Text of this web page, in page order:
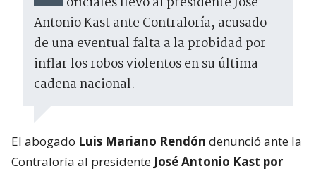
Antonio Kast ante Contraloría, acusado
de una eventual falta a la probidad por
inflar los robos violentos en su última
cadena nacional.
El abogado Luis Mariano Rendón denunció ante la
Contraloría al presidente José Antonio Kast por